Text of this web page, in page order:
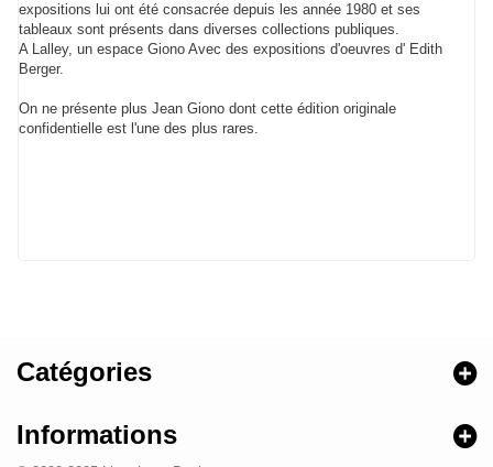
expositions lui ont été consacrée depuis les année 1980 et ses
tableaux sont présents dans diverses collections publiques.
A Lalley, un espace Giono Avec des expositions d'oeuvres d' Edith
Berger.
On ne présente plus Jean Giono dont cette édition originale
confidentielle est l'une des plus rares.
Catégories
Informations